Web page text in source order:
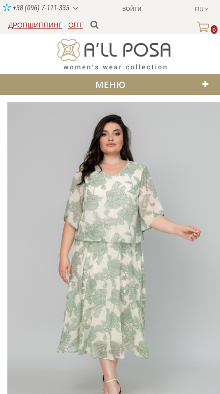
ВОЙТИ RU
+38 (096) 7-111-335
ДРОПШИППИНГ ОПТ
0
МЕНЮ